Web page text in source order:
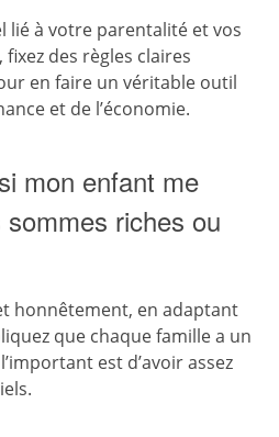
lié à votre parentalité et vos
des règles claires
en faire un véritable outil
et de l’économie.
mon enfant me
riches ou
honnêtement, en adaptant
que chaque famille a un
est d’avoir assez